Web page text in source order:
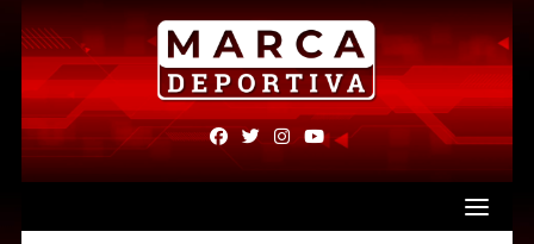
Skip
content
fab
fa-
fab
fa-
fab fab